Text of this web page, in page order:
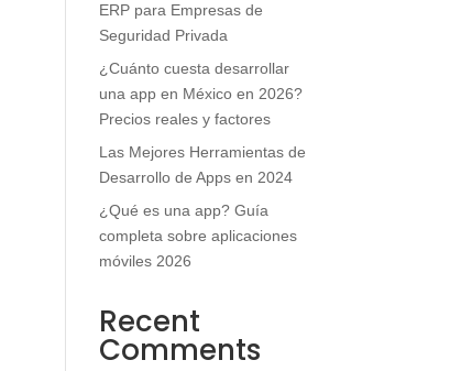
ERP para Empresas de
Seguridad Privada
¿Cuánto cuesta desarrollar
una app en México en 2026?
Precios reales y factores
Las Mejores Herramientas de
Desarrollo de Apps en 2024
¿Qué es una app? Guía
completa sobre aplicaciones
móviles 2026
Recent
Comments